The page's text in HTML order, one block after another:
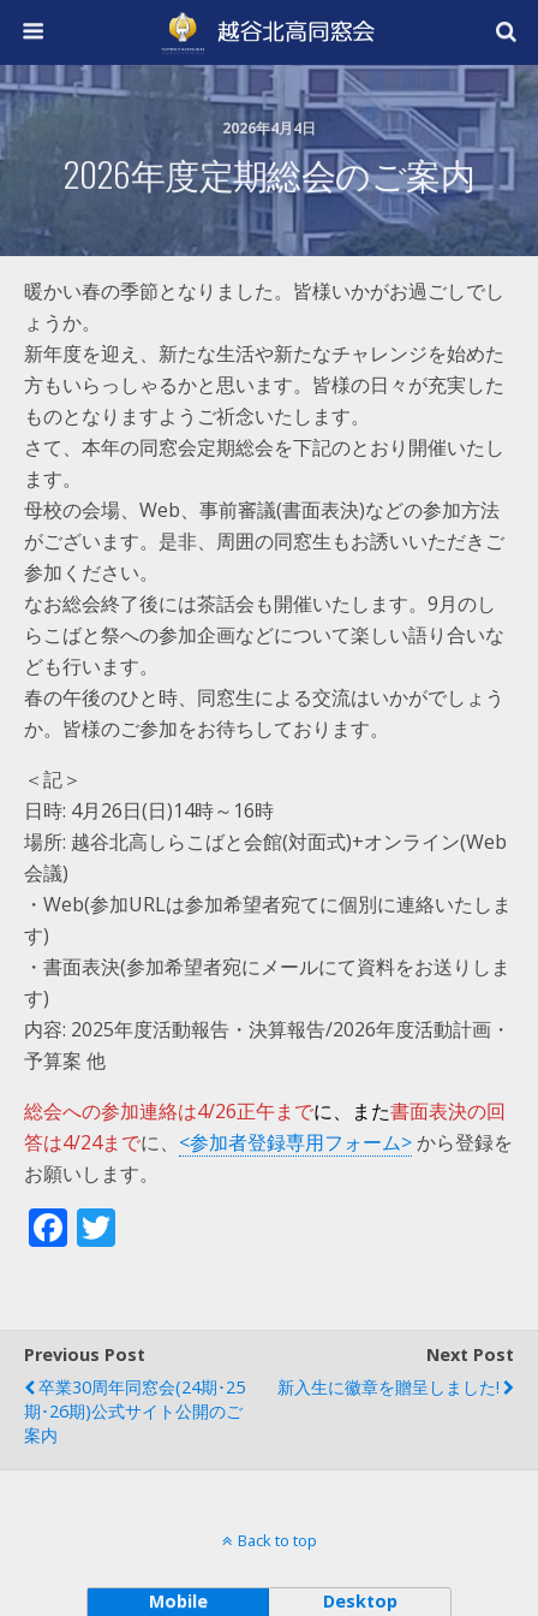
2026年4月4日
2026年度定期総会のご案内
暖かい春の季節となりました。皆様いかがお過ごしでし
ょうか。
新年度を迎え、新たな生活や新たなチャレンジを始めた
方もいらっしゃるかと思います。皆様の日々が充実した
ものとなりますようご祈念いたします。
さて、本年の同窓会定期総会を下記のとおり開催いたし
ます。
母校の会場、Web、事前審議(書面表決)などの参加方法
がございます。是非、周囲の同窓生もお誘いいただきご
参加ください。
なお総会終了後には茶話会も開催いたします。9月のし
らこばと祭への参加企画などについて楽しい語り合いな
ども行います。
春の午後のひと時、同窓生による交流はいかがでしょう
か。皆様のご参加をお待ちしております。
＜記＞
日時: 4月26日(日)14時～16時
場所: 越谷北高しらこばと会館(対面式)+オンライン(Web
会議)
・Web(参加URLは参加希望者宛てに個別に連絡いたしま
す)
・書面表決(参加希望者宛にメールにて資料をお送りしま
す)
内容: 2025年度活動報告・決算報告/2026年度活動計画・
予算案 他
総会への参加連絡は4/26正午までに、また書面表決の回
答は4/24までに、 <参加者登録専用フォーム>から登録を
お願いします。
F
b
o
o
er
Previous Post
卒業30周年同窓会(24期･25
期･26期)公式サイト公開のご
案内
Next Post
新入生に徽章を贈呈しました!
Back to top
Mobile Desktop